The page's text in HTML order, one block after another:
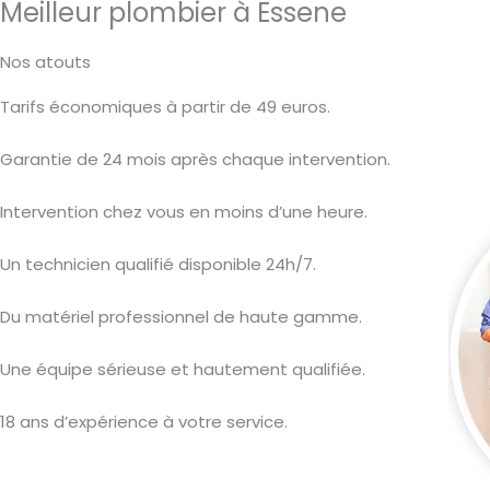
Meilleur plombier à Essene
Nos atouts
Tarifs économiques à partir de 49 euros.
Garantie de 24 mois après chaque intervention.
Intervention chez vous en moins d’une heure.
Un technicien qualifié disponible 24h/7.
Du matériel professionnel de haute gamme.
Une équipe sérieuse et hautement qualifiée.
18 ans d’expérience à votre service.